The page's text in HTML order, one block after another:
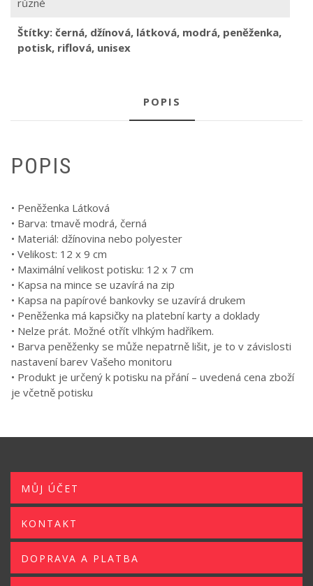
Štítky: černá, džínová, látková, modrá, peněženka,
potisk, riflová, unisex
POPIS
POPIS
• Peněženka Látková
• Barva: tmavě modrá, černá
• Materiál: džínovina nebo polyester
• Velikost: 12 x 9 cm
• Maximální velikost potisku: 12 x 7 cm
• Kapsa na mince se uzavírá na zip
• Kapsa na papírové bankovky se uzavírá drukem
• Peněženka má kapsičky na platební karty a doklady
• Nelze prát. Možné otřít vlhkým hadříkem.
• Barva peněženky se může nepatrně lišit, je to v závislosti
nastavení barev Vašeho monitoru
• Produkt je určený k potisku na přání – uvedená cena zboží
je včetně potisku
MŮJ ÚČET
KONTAKT
DOPRAVA A PLATBA